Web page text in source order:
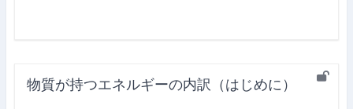
物質が持つエネルギーの内訳（はじめに）